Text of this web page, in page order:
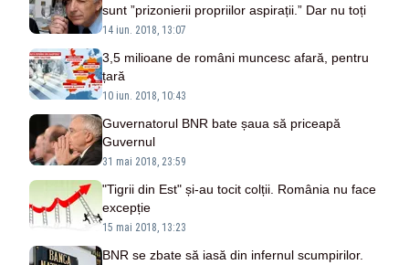
sunt ”prizonierii propriilor aspirații.” Dar nu toți
14 iun. 2018, 13:07
3,5 milioane de români muncesc afară, pentru
țară
10 iun. 2018, 10:43
Guvernatorul BNR bate șaua să priceapă
Guvernul
31 mai 2018, 23:59
"Tigrii din Est" și-au tocit colții. România nu face
excepție
15 mai 2018, 13:23
BNR se zbate să iasă din infernul scumpirilor.